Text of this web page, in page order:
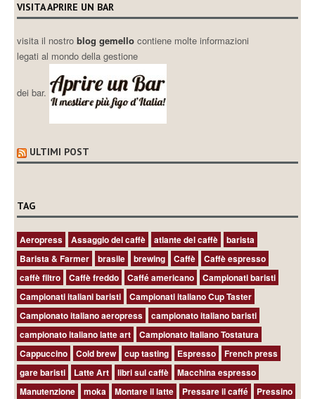
VISITA APRIRE UN BAR
visita il nostroblog gemellocontiene molte informazioni
legati al mondo della gestione
dei bar.
ULTIMI POST
TAG
Aeropress Assaggio del caffè atlante del caffè
barista
Barista & Farmer
brasile brewing Caffè
Caffè espresso
caffè filtro
Caffè freddo Caffé americano
Campionati baristi
Campionati italiani baristi
Campionati italiano Cup Taster
Campionato italiano aeropress
campionato italiano baristi
campionato italiano latte art
Campionato Italiano Tostatura
Cappuccino
Cold brew cup tasting Espresso
French press
gare baristi
Latte Art libri sul caffè
Macchina espresso
Manutenzione
moka Montare il latte Pressare il caffé
Pressino